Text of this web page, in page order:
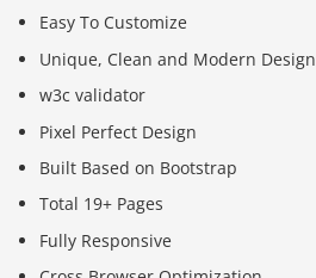
Easy To Customize
Unique, Clean and Modern Design
w3c validator
Pixel Perfect Design
Built Based on Bootstrap
Total 19+ Pages
Fully Responsive